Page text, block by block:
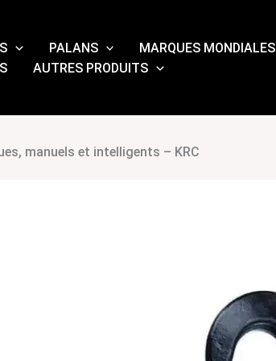
PALANS MARQUES MONDIALES
AUTRES PRODUITS
manuels et intelligents – KRC